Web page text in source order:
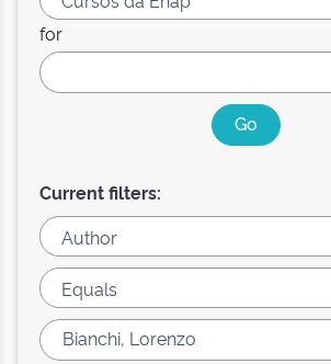
for
Current filters: